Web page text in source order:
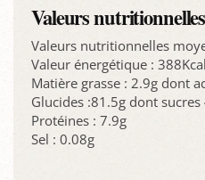
Valeurs nutritionnelles
Valeurs nutritionnelles
Valeur énergétique :
Matière grasse : 2.9g dont
Glucides :81.5g dont sucres
Protéines : 7.9g
Sel : 0.08g